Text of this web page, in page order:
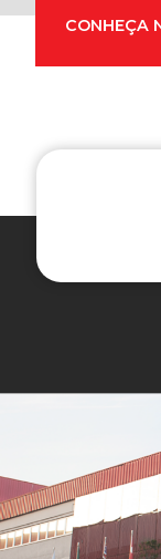
CONHEÇA